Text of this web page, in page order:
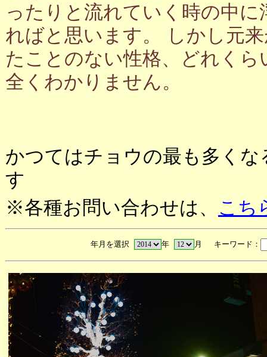
ったりと流れていく時の中
ればと思います。 しかし元
たことのない性格、どれく
全くわかりません。
かつてはチョウの最も多く
す
※各種お問い合わせは、 こち
年月を選択 年 月 キーワード：